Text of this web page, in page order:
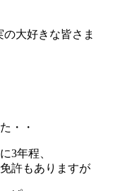
の大好きな皆さま
・・
3年程、
許もありますが